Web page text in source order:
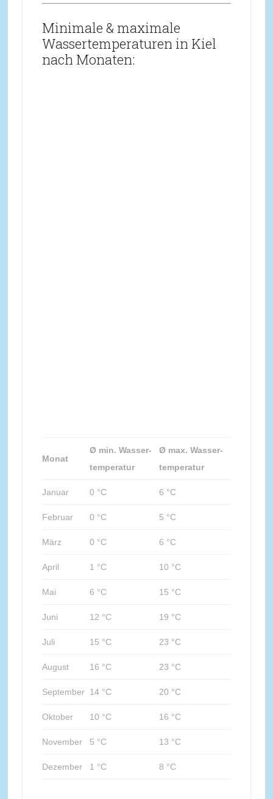
Minimale & maximale
Wassertemperaturen in Kiel
nach Monaten:
Monat
Ø min. Wasser-
temperatur
Ø max. Wasser-
temperatur
Januar 0 °C 6 °C
Februar 0 °C 5 °C
März 0 °C 6 °C
April 1 °C 10 °C
Mai 6 °C 15 °C
Juni 12 °C 19 °C
Juli 15 °C 23 °C
August 16 °C 23 °C
September 14 °C 20 °C
Oktober 10 °C 16 °C
November 5 °C 13 °C
Dezember 1 °C 8 °C